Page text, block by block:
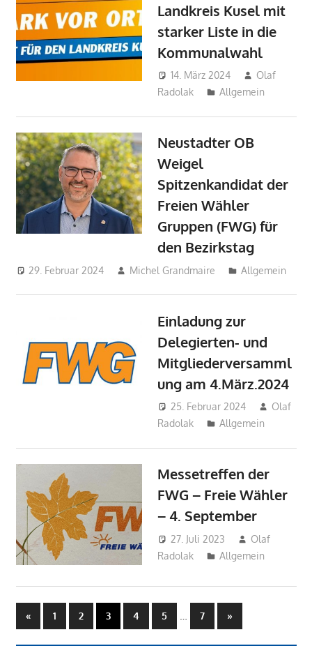
Landkreis Kusel mit
starker Liste in die
Kommunalwahl
14. März 2024
Olaf
Radolak
Allgemein
Neustadter OB
Weigel
Spitzenkandidat der
Freien Wähler
Gruppen (FWG) für
den Bezirkstag
29. Februar 2024 Michel Grandmaire Allgemein
Einladung zur
Delegierten- und
Mitgliederversamml
ung am 4.März.2024
25. Februar 2024
Olaf
Radolak
Allgemein
Messetreffen der
FWG – Freie Wähler
– 4. September
27. Juli 2023
Olaf
Radolak
Allgemein
Seitennummerierung
«Vorherige
Beiträge
1 2 3 4 5 … 7
Nächste
Beiträge
»